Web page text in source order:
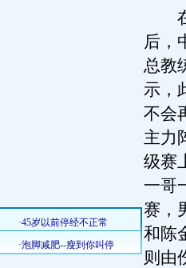
在
后，
总教
示，
不会
主力
级赛
一哥
赛，
和陈
则由